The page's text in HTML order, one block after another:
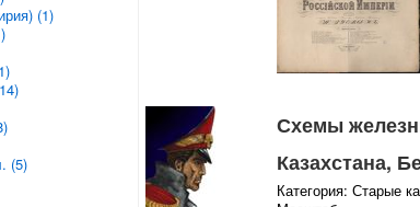
Схемы
Казахстана,
Категория: Старые
(1)
(5)